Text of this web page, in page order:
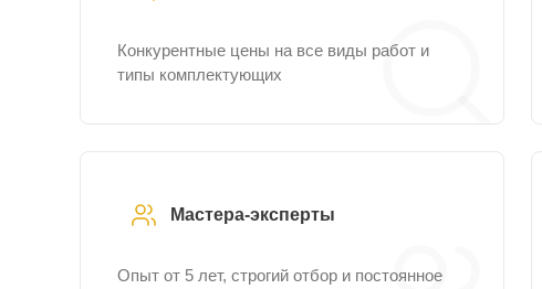
Конкурентные цены на все виды работ и
типы комплектующих
Мастера-эксперты
Опыт от 5 лет, строгий отбор и постоянное